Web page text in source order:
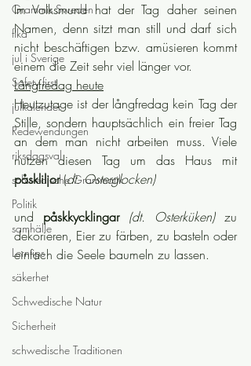
Grammis Sweden
fika
jul i Sverige
Safety first
julkalender
Redewendungen
riksdagsval
schwedische Grammatik
Politik
samhälle
Lerntips
säkerhet
Schwedische Natur
Sicherheit
schwedische Traditionen
Im Volksmund hat der Tag daher seinen
Namen, denn sitzt man still und darf sich
nicht beschäftigen bzw. amüsieren kommt
einem die Zeit sehr viel länger vor.
Långfredag heute
Heutzutage ist der långfredag kein Tag der
Stille, sondern hauptsächlich ein freier Tag
an dem man nicht arbeiten muss. Viele
nutzen diesen Tag um das Haus mit
påskliljor (dt. Osterglocken)
und påskkycklingar (dt. Osterküken) zu
dekorieren, Eier zu färben, zu basteln oder
einfach die Seele baumeln zu lassen.